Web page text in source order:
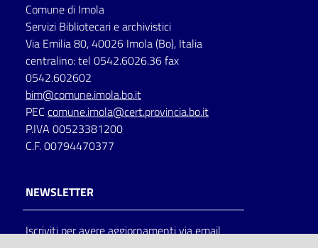
Seguici
su
Catalogo
on line
Comune di Imola
Servizi Bibliotecari e archivistici
Via Emilia 80, 40026 Imola (Bo), Italia
centralino: tel 0542.6026.36 fax
0542.602602
bim@comune.imola.bo.it
PEC comune.imola@cert.provincia.bo.it
P.IVA 00523381200
C.F. 00794470377
NEWSLETTER
Iscriviti per avere aggiornamenti via email